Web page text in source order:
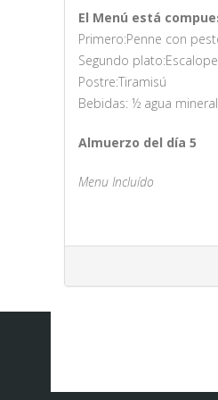
El Menú está
Primero:Penne con
Segundo
Postre:Tiramisú
Bebidas: ½ agua
Almuerzo del día 5
Menu Incluído